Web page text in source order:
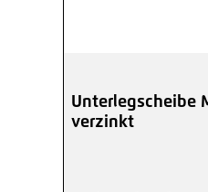
Unterlegscheibe
verzinkt